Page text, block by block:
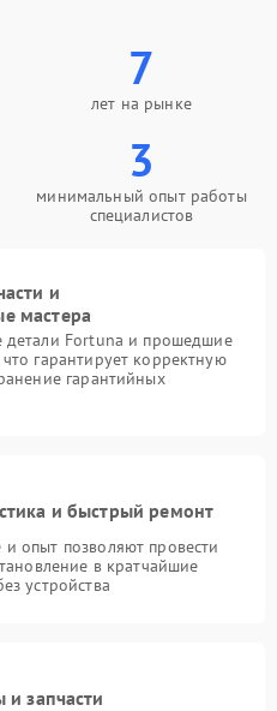
7
лет на рынке
3
минимальный опыт работы
специалистов
и
мастера
детали Fortuna и прошедшие
гарантирует корректную
гарантийных
и быстрый ремонт
опыт позволяют провести
в кратчайшие
устройства
и запчасти